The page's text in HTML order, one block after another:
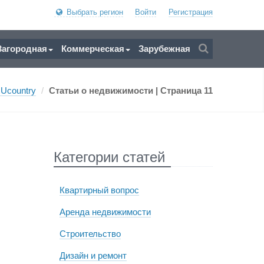
Выбрать регион Войти Регистрация
Коммерческая Зарубежная
/ Статьи о недвижимости | Страница 11
Категории статей
Квартирный вопрос
Аренда недвижимости
Строительство
Дизайн и ремонт